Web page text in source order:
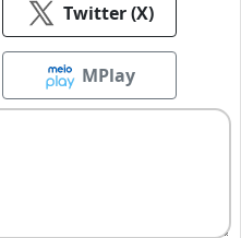
Twitter (X)
MPlay